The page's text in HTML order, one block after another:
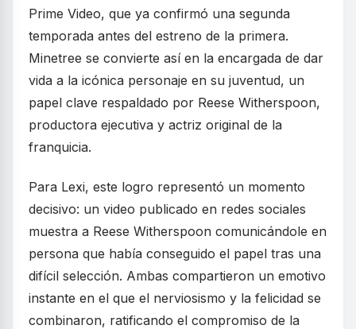
Prime Video, que ya confirmó una segunda
temporada antes del estreno de la primera.
Minetree se convierte así en la encargada de dar
vida a la icónica personaje en su juventud, un
papel clave respaldado por Reese Witherspoon,
productora ejecutiva y actriz original de la
franquicia.
Para Lexi, este logro representó un momento
decisivo: un video publicado en redes sociales
muestra a Reese Witherspoon comunicándole en
persona que había conseguido el papel tras una
difícil selección. Ambas compartieron un emotivo
instante en el que el nerviosismo y la felicidad se
combinaron, ratificando el compromiso de la